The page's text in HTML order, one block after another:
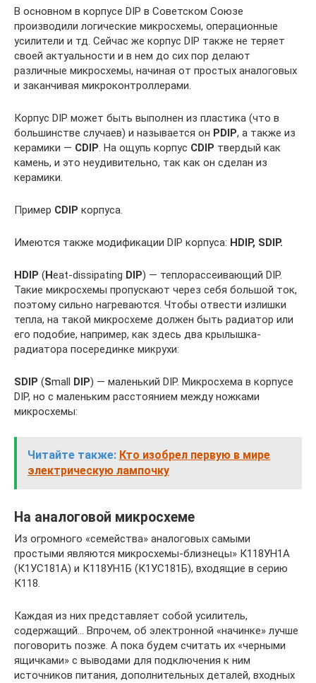
В основном в корпусе DIP в Советском Союзе
производили логические микросхемы, операционные
усилители и тд. Сейчас же корпус DIP также не теряет
своей актуальности и в нем до сих пор делают
различные микросхемы, начиная от простых аналоговых
и заканчивая микроконтроллерами.
Корпус DIP может быть выполнен из пластика (что в
большинстве случаев) и называется он PDIP, а также из
керамики — CDIP. На ощупь корпус CDIP твердый как
камень, и это неудивительно, так как он сделан из
керамики.
Пример CDIP корпуса.
Имеются также модификации DIP корпуса: HDIP, SDIP.
HDIP (Heat-dissipating DIP) — теплорассеивающий DIP.
Такие микросхемы пропускают через себя большой ток,
поэтому сильно нагреваются. Чтобы отвести излишки
тепла, на такой микросхеме должен быть радиатор или
его подобие, например, как здесь два крылышка-
радиатора посерединке микрухи:
SDIP (Small DIP) — маленький DIP. Микросхема в корпусе
DIP, но c маленьким расстоянием между ножками
микросхемы:
Читайте также: Кто изобрел первую в мире
электрическую лампочку
На аналоговой микросхеме
Из огромного «семейства» аналоговых самыми
простыми являются микросхемы-близнецы» К118УН1А
(К1УС181А) и К118УН1Б (К1УС181Б), входящие в серию
К118.
Каждая из них представляет собой усилитель,
содержащий… Впрочем, об электронной «начинке» лучше
поговорить позже. А пока будем считать их «черными
ящичками» с выводами для подключения к ним
источников питания, дополнительных деталей, входных